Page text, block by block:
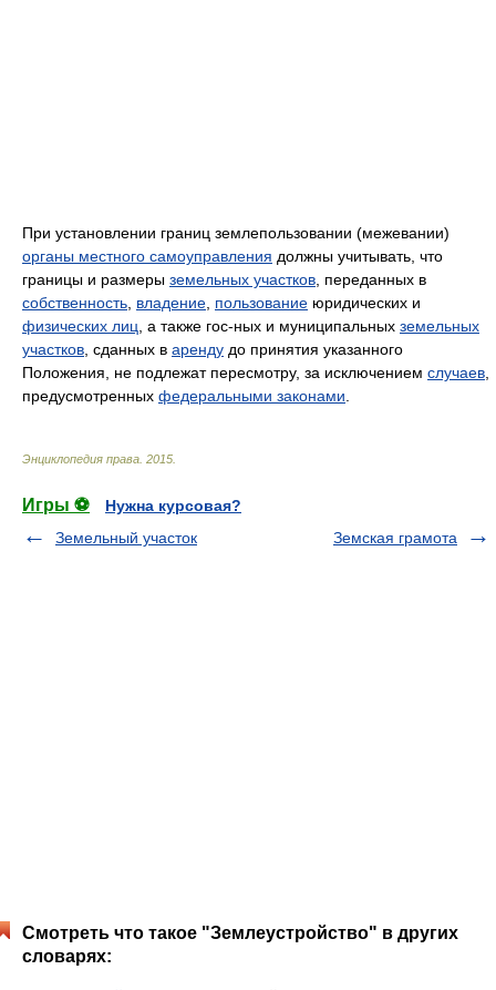
При установлении границ землепользовании (межевании)
органы местного самоуправления должны учитывать, что
границы и размеры земельных участков , переданных в
собственность владение пользование юридических и
физических лиц , а также гос-ных и муниципальных земельных
участков , сданных в аренду до принятия указанного
Положения, не подлежат пересмотру, за исключением случаев
предусмотренных федеральными законами
Энциклопедия права 2015
Игры ⚽
Нужна курсовая?
Земельный участок
Земская грамота
Смотреть что такое "Землеустройство" в других
словарях: